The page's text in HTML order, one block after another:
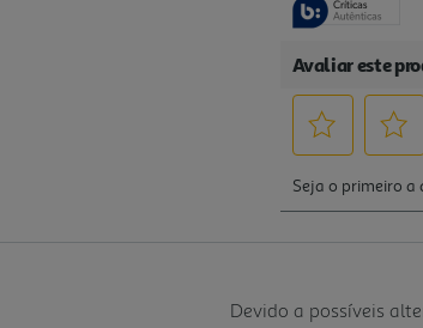
Devido a possíveis